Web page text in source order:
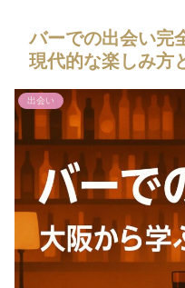
バーでの出会い完
現代的な楽しみ方
出会い